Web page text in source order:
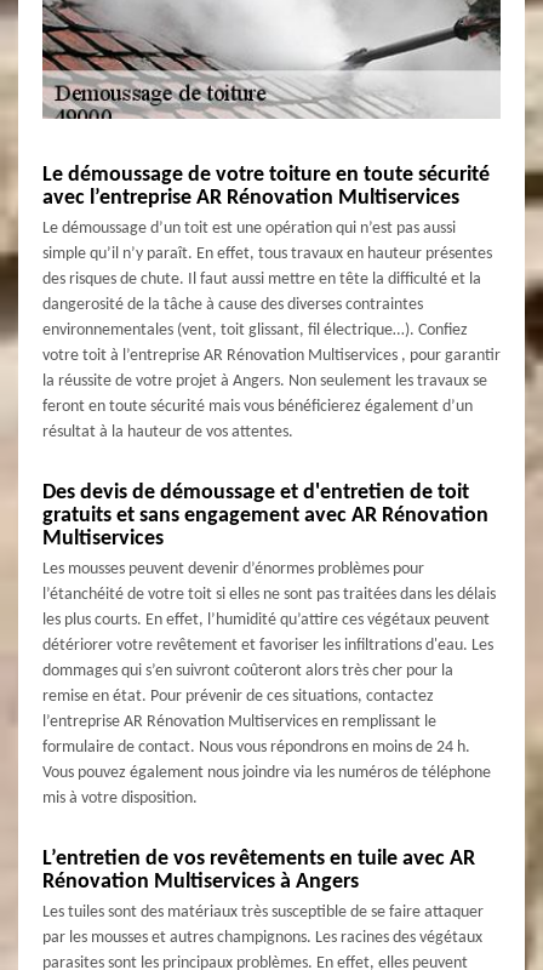
Le démoussage de votre toiture en toute sécurité
avec l’entreprise AR Rénovation Multiservices
Le démoussage d’un toit est une opération qui n’est pas aussi
simple qu’il n’y paraît. En effet, tous travaux en hauteur présentes
des risques de chute. Il faut aussi mettre en tête la difficulté et la
dangerosité de la tâche à cause des diverses contraintes
environnementales (vent, toit glissant, fil électrique…). Confiez
votre toit à l’entreprise AR Rénovation Multiservices , pour garantir
la réussite de votre projet à Angers. Non seulement les travaux se
feront en toute sécurité mais vous bénéficierez également d’un
résultat à la hauteur de vos attentes.
Des devis de démoussage et d'entretien de toit
gratuits et sans engagement avec AR Rénovation
Multiservices
Les mousses peuvent devenir d’énormes problèmes pour
l’étanchéité de votre toit si elles ne sont pas traitées dans les délais
les plus courts. En effet, l’humidité qu’attire ces végétaux peuvent
détériorer votre revêtement et favoriser les infiltrations d'eau. Les
dommages qui s’en suivront coûteront alors très cher pour la
remise en état. Pour prévenir de ces situations, contactez
l’entreprise AR Rénovation Multiservices en remplissant le
formulaire de contact. Nous vous répondrons en moins de 24 h.
Vous pouvez également nous joindre via les numéros de téléphone
mis à votre disposition.
L’entretien de vos revêtements en tuile avec AR
Rénovation Multiservices à Angers
Les tuiles sont des matériaux très susceptible de se faire attaquer
par les mousses et autres champignons. Les racines des végétaux
parasites sont les principaux problèmes. En effet, elles peuvent